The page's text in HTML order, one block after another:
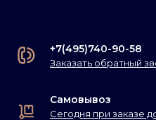
+7(495)740-90-58
Заказать обратный
Самовывоз
Сегодня при заказе